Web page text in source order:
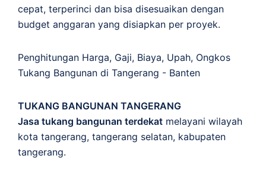
cepat, terperinci dan bisa disesuaikan dengan
budget anggaran yang disiapkan per proyek.
Penghitungan Harga, Gaji, Biaya, Upah, Ongkos
Tukang Bangunan di Tangerang - Banten
TUKANG BANGUNAN TANGERANG
Jasa tukang bangunan terdekat melayani wilayah
kota tangerang, tangerang selatan, kabupaten
tangerang.